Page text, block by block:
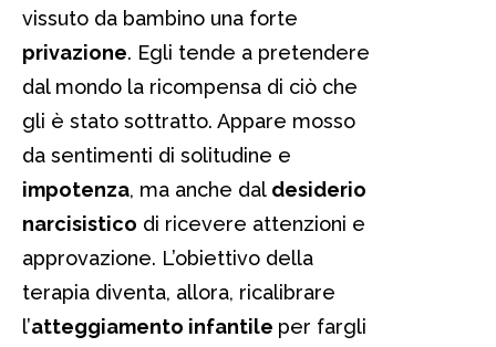
vissuto da bambino una forte
privazione. Egli tende a pretendere
dal mondo la ricompensa di ciò che
gli è stato sottratto. Appare mosso
da sentimenti di solitudine e
impotenza, ma anche dal desiderio
narcisistico di ricevere attenzioni e
approvazione. L’obiettivo della
terapia diventa, allora, ricalibrare
l’atteggiamento infantile per fargli